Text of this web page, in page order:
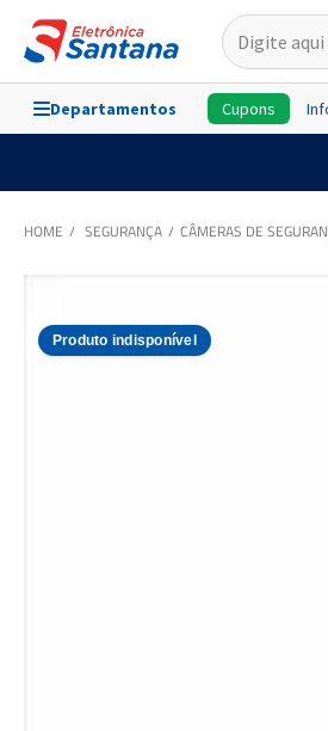
Departamentos Cupons
SEGURANÇA CÂMERAS DE
Produto indisponível